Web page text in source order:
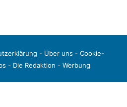
- Über uns - Cookie-
- Die Redaktion - Werbung